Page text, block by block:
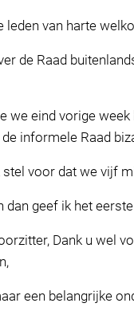
leden van harte
de Raad
we eind vorige
informele Raad
stel voor dat we vijf
dan geef ik het
Dank u wel
een belangrijke